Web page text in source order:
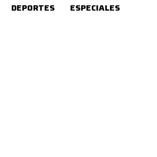
DEPORTES ESPECIALES